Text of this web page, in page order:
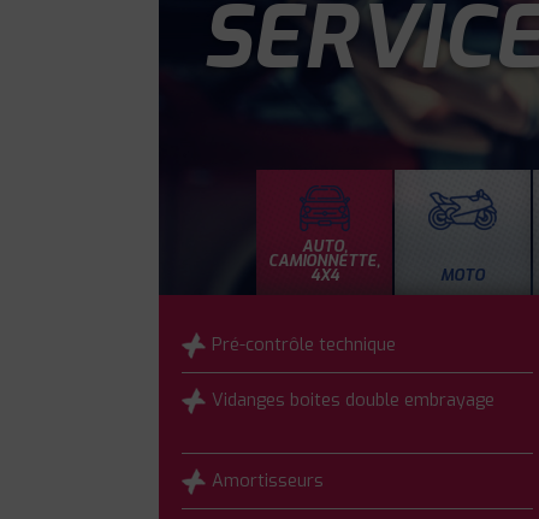
AUTO,
CAMIONNETTE,
4X4 MOTO
Pré-contrôle technique
Vidanges boites double embrayage
Amortisseurs